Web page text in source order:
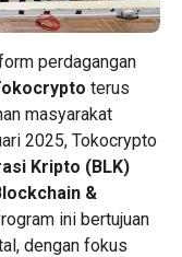
perdagangan
terus
masyarakat
2025, Tokocrypto
Kripto (BLK)
&
ini bertujuan
dengan fokus